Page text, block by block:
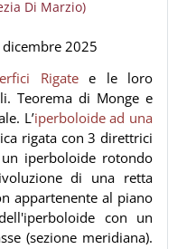
Di Marzio)URL
2025
Rigatee le loro
Teorema di Monge e
L’iperboloide ad una
rigata con 3 direttrici
iperboloide rotondo
di una retta
appartenente al piano
con un
(sezione meridiana).